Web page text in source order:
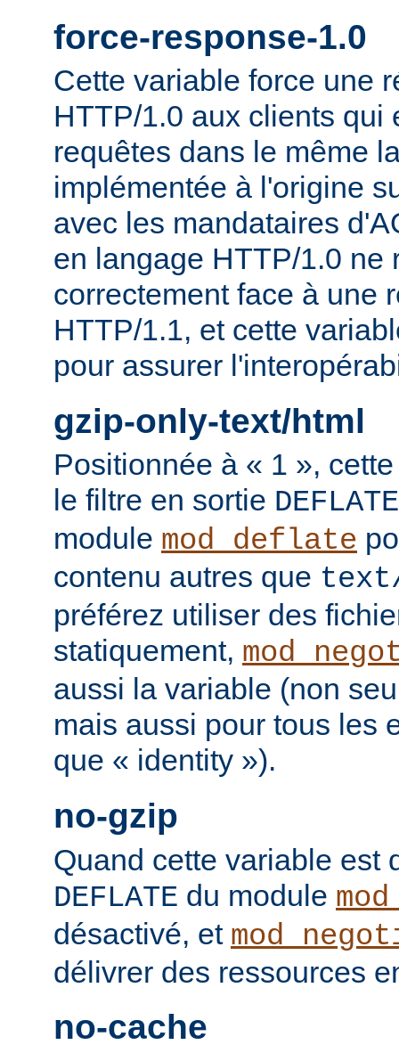
force-response-1.0
Cette variable force une
HTTP/1.0 aux clients qui
requêtes dans le même
implémentée à l'origine
avec les mandataires
en langage HTTP/1.0 ne
correctement face à une
HTTP/1.1, et cette
pour assurer
gzip-only-text/html
Positionnée à « 1 »,
le filtre en sortie DEFLATE
module mod_deflate
contenu autres que
préférez utiliser des
statiquement,
aussi la variable (non
mais aussi pour tous les
que « identity »).
no-gzip
Quand cette variable est
DEFLATE du module
désactivé, et
délivrer des ressources
no-cache